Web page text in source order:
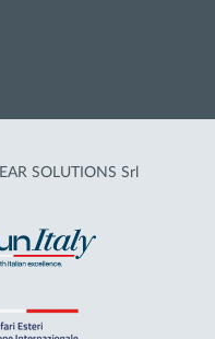
SOLUTIONS Srl